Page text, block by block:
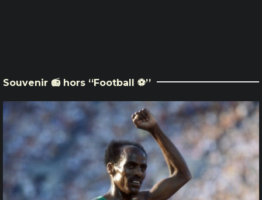
Souvenir 📻 hors ‘‘Football ⚽️’’